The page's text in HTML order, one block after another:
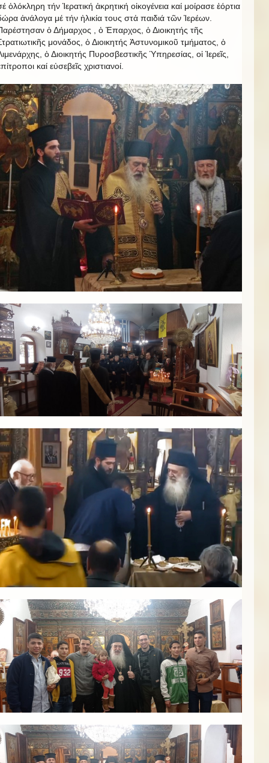
ὁλόκληρη τήν Ἱερατική ἀκρητική οἰκογένεια καί μοίρασε ἑόρτια
ἀνάλογα μέ τήν ἠλικία τους στἀ παιδιά τῶν Ἱερέων.
ὁ Δήμαρχος , ὁ Ἐπαρχος, ὁ Διοικητής τῆς
μονάδος, ὁ Διοικητής Ἀστυνομικοῦ τμήματος, ὁ
ὁ Διοικητής Πυροσβεστικῆς Ὑπηρεσίας, οἱ Ἱερεῖς,
καί εὐσεβεῖς χριστιανοί.